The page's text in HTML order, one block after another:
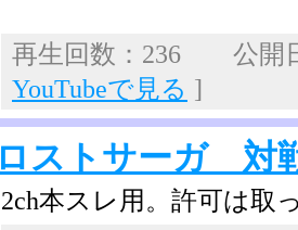
再生回数：236 公開
YouTubeで見る ]
ロストサーガ 対
2ch本スレ用。許可は取